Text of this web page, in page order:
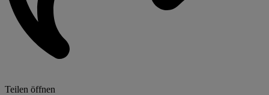
Teilen öffnen